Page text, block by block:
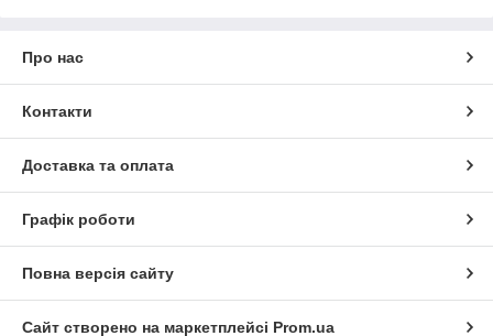
Про нас
Контакти
Доставка та оплата
Графік роботи
Повна версія сайту
Сайт створено на маркетплейсі Prom.ua